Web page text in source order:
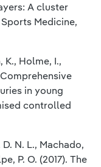
A cluster
Medicine,
K., Holme, I.,
in young
controlled
N. L., Machado,
P. O. (2017). The